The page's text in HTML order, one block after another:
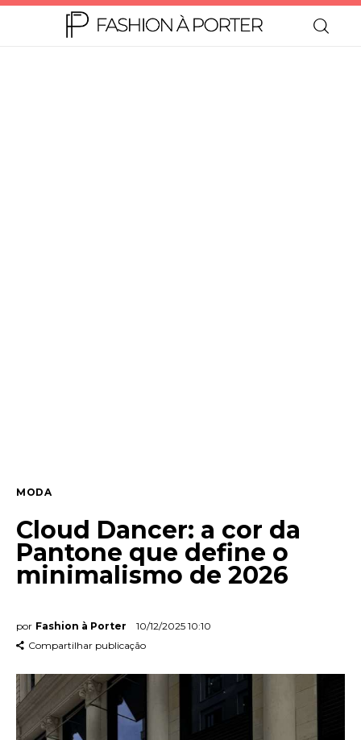
Contato
MODA
Cloud Dancer: a cor da
Pantone que define o
minimalismo de 2026
por Fashion à Porter
10/12/2025 10:10
Compartilhar publicação